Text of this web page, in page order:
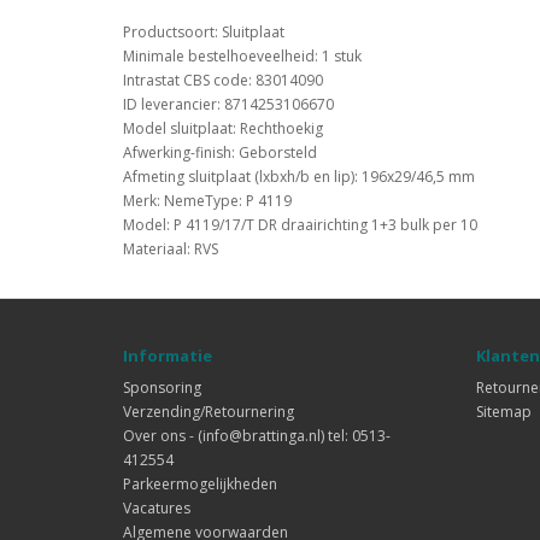
Productsoort: Sluitplaat
Minimale bestelhoeveelheid: 1 stuk
Intrastat CBS code: 83014090
ID leverancier: 8714253106670
Model sluitplaat: Rechthoekig
Afwerking-finish: Geborsteld
Afmeting sluitplaat (lxbxh/b en lip): 196x29/46,5 mm
Merk: NemeType: P 4119
Model: P 4119/17/T DR draairichting 1+3 bulk per 10
Materiaal: RVS
Informatie
Sponsoring
Verzending/Retournering
Over ons - (info@brattinga.nl) tel: 0513-
412554
Parkeermogelijkheden
Vacatures
Algemene voorwaarden
Sitemap